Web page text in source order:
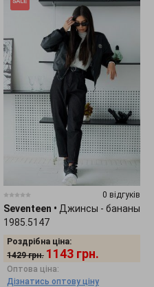
0 відгуків
Seventeen • Джинсы - бананы
1985.5147
Роздрібна ціна:
1429 грн. 1143 грн.
Оптова ціна:
Дізнатись оптову ціну